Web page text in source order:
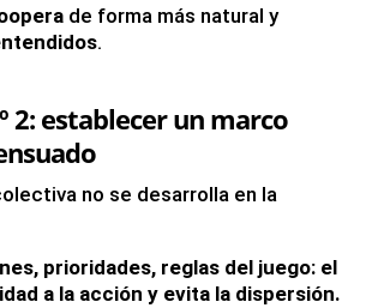
de forma más natural y
.
2: establecer un marco
no se desarrolla en la
prioridades, reglas del juego: el
a la acción y evita la dispersión.